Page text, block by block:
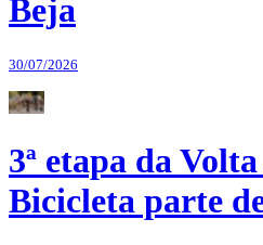
Beja
30/07/2026
3ª etapa da
Bicicleta parte